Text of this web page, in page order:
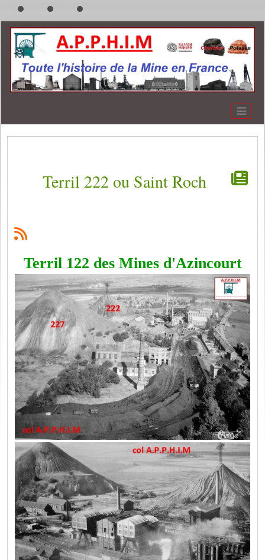
Terril 222 ou Saint Roch
Terril 122 des Mines d'Azincourt